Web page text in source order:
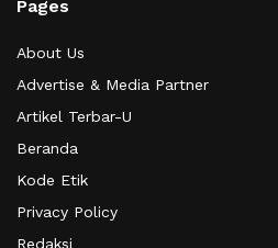
Pages
About Us
Advertise & Media Partner
Artikel Terbar-U
Beranda
Kode Etik
Privacy Policy
Redaksi